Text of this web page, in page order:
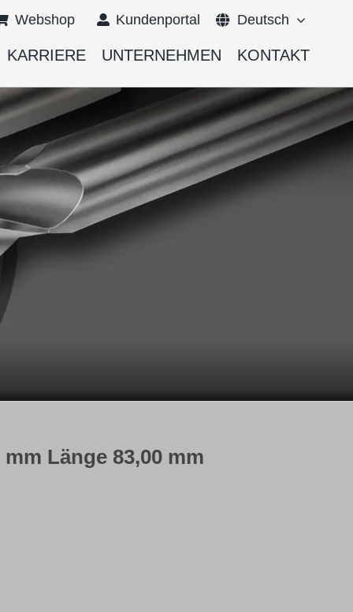
Webshop Kundenportal Deutsch
English
Français
KARRIERE UNTERNEHMEN KONTAKT
Länge 83,00 mm